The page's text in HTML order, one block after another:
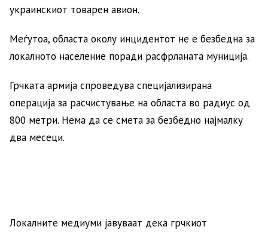
украинскиот товарен авион.
Меѓутоа, областа околу инцидентот не е безбедна за
локалното население поради расфрланата муниција.
Грчката армија спроведува специјализирана
операција за расчистување на областа во радиус од
800 метри. Нема да се смета за безбедно најмалку
два месеци.
Локалните медиуми јавуваат дека грчкиот